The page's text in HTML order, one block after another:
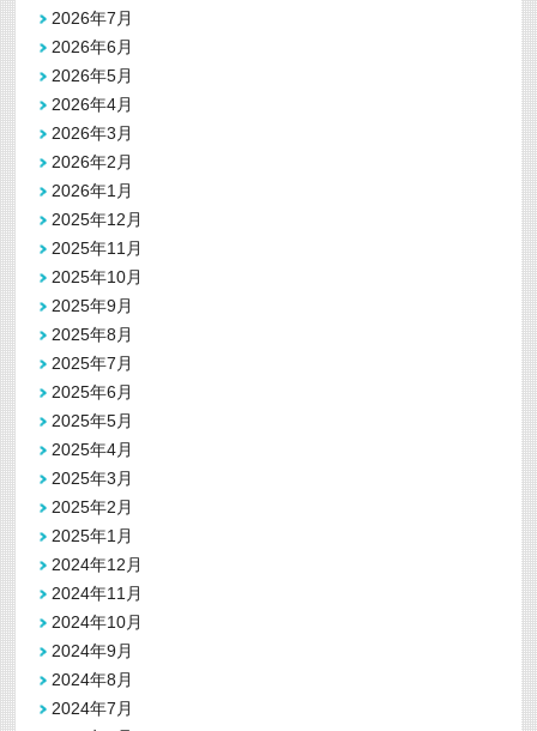
2026年7月
2026年6月
2026年5月
2026年4月
2026年3月
2026年2月
2026年1月
2025年12月
2025年11月
2025年10月
2025年9月
2025年8月
2025年7月
2025年6月
2025年5月
2025年4月
2025年3月
2025年2月
2025年1月
2024年12月
2024年11月
2024年10月
2024年9月
2024年8月
2024年7月